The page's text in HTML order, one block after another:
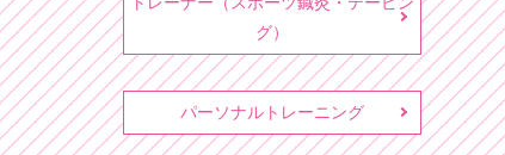
グ）
パーソナルトレーニング